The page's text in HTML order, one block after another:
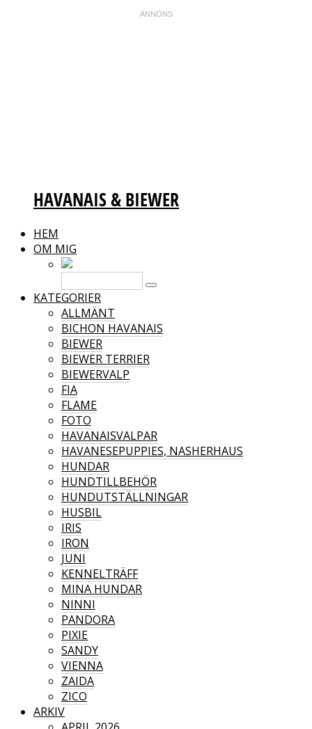
HAVANAIS & BIEWER
HEM
OM MIG
KATEGORIER
ALLMÄNT
BICHON HAVANAIS
BIEWER
BIEWER TERRIER
BIEWERVALP
FIA
FLAME
FOTO
HAVANAISVALPAR
HAVANESEPUPPIES, NASHERHAUS
HUNDAR
HUNDTILLBEHÖR
HUNDUTSTÄLLNINGAR
HUSBIL
IRIS
IRON
JUNI
KENNELTRÄFF
MINA HUNDAR
NINNI
PANDORA
PIXIE
SANDY
VIENNA
ZAIDA
ZICO
ARKIV